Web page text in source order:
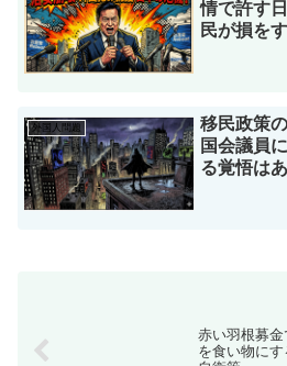
外国人問題
【炎上】古賀千景議員の自衛官差別発
言！小泉防衛相のガチ説教で即撤回の衝